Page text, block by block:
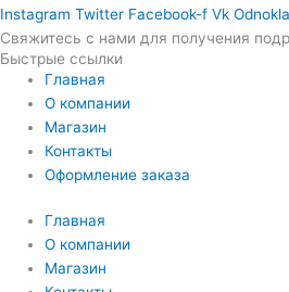
Instagram Twitter Facebook-f Vk
Свяжитесь с нами для получения
Быстрые ссылки
Главная
О компании
Магазин
Контакты
Оформление заказа
Главная
О компании
Магазин